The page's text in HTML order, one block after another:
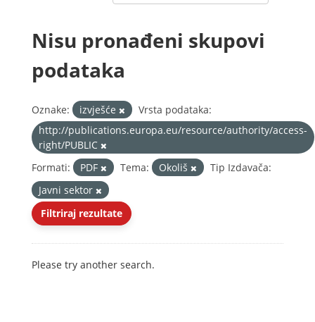
Nisu pronađeni skupovi
podataka
Oznake: izvješće
Vrsta podataka:
http://publications.europa.eu/resource/authority/access-
right/PUBLIC
Formati:
PDF Tema: Okoliš
Tip Izdavača:
Javni sektor
Filtriraj rezultate
Please try another search.